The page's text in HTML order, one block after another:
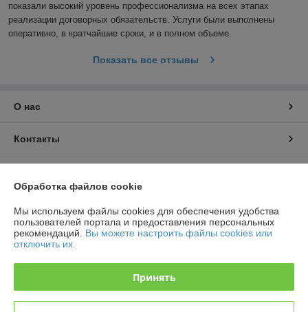
показали высокий уровень профессионализма на всех этапах
реализации договорных обязательств. Услуги были выполнены
оперативно, в кратчайшие сроки, и в полном объеме.
Показать все отзывы
О нас
Контакты
Полная версия сайта
Политика обработки cookies
Сайт создан на платформе Deal.by
Обработка файлов cookie
Мы используем файлы cookies для обеспечения удобства
пользователей портала и предоставления персональных
рекомендаций. Вы можете настроить файлы cookies или
отключить их.
Принять